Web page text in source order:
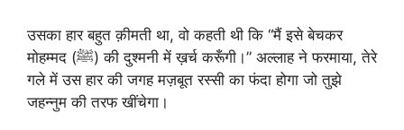
उसका हार बहुत क़ीमती था, वो कहती थी कि “मैं इसे बेचकर
मोहम्मद (ﷺ) की दुश्मनी में ख़र्च करूँगी।” अल्लाह ने फरमाया, तेरे
गले में उस हार की जगह मज़बूत रस्सी का फंदा होगा जो तुझे
जहन्नुम की तरफ खींचेगा।